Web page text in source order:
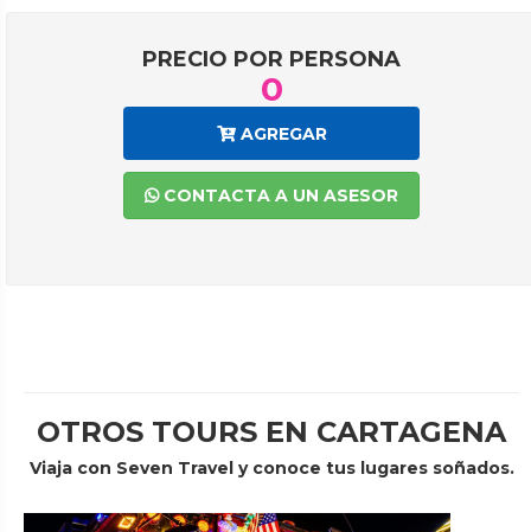
PRECIO POR PERSONA
0
AGREGAR
CONTACTA A UN ASESOR
OTROS TOURS EN CARTAGENA
Viaja con Seven Travel y conoce tus lugares soñados.